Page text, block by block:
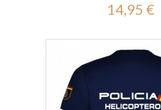
14,95 €